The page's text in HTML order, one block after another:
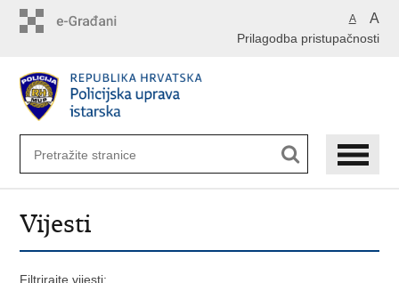
A A
Prilagodba pristupačnosti
Vijesti
Filtrirajte vijesti: